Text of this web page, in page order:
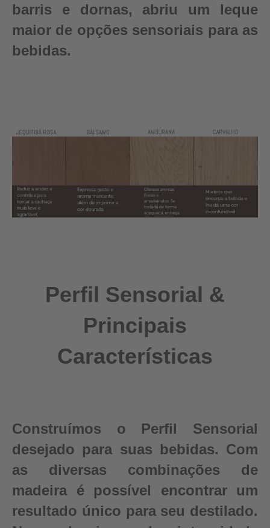
barris e dornas, abriu um leque
maior de opções sensoriais para as
bebidas.
Perfil Sensorial &
Principais
Características
Construímos o Perfil Sensorial
desejado para suas bebidas. Com
as diversas combinações de
madeira é possível encontrar um
resultado único para seu destilado.